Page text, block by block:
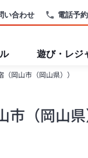
電話予約
い合わせ
遊び・レジ
岡山市（岡山県））
（岡山県